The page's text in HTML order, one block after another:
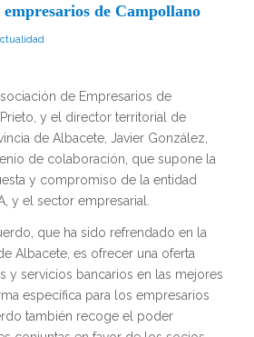
de Campollano
de Empresarios de
y el director territorial de
de Albacete, Javier González,
de colaboración, que supone la
y compromiso de la entidad
y el sector empresarial.
que ha sido refrendado en la
Albacete, es ofrecer una oferta
y servicios bancarios en las mejores
específica para los empresarios
también recoge el poder